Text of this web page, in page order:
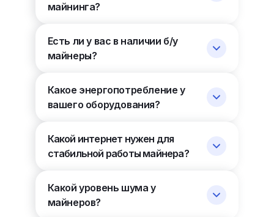
майнинга?
Есть ли у вас в наличии б/у
майнеры?
Какое энергопотребление у
вашего оборудования?
Какой интернет нужен для
стабильной работы майнера?
Какой уровень шума у
майнеров?